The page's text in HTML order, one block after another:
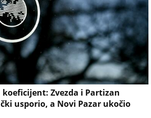
Zvezda i Partizan
usporio, a Novi Pazar ukočio